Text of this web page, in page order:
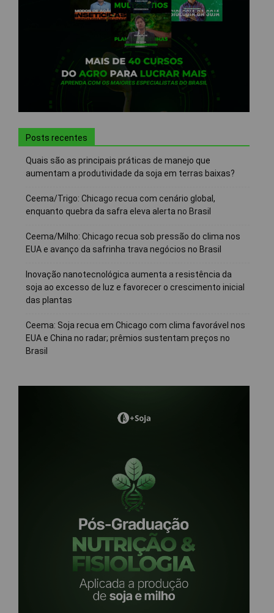
Posts recentes
Quais são as principais práticas de manejo que
aumentam a produtividade da soja em terras baixas?
Ceema/Trigo: Chicago recua com cenário global,
enquanto quebra da safra eleva alerta no Brasil
Ceema/Milho: Chicago recua sob pressão do clima nos
EUA e avanço da safrinha trava negócios no Brasil
Inovação nanotecnológica aumenta a resistência da
soja ao excesso de luz e favorecer o crescimento inicial
das plantas
Ceema: Soja recua em Chicago com clima favorável nos
EUA e China no radar; prêmios sustentam preços no
Brasil